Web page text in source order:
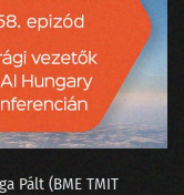
is!
Pál⁠t (BME TMIT